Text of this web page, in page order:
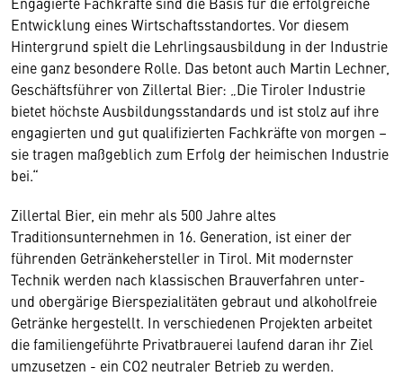
Entwicklung eines Wirtschaftsstandortes. Vor diesem
Hintergrund spielt die Lehrlingsausbildung in der Industrie
eine ganz besondere Rolle. Das betont auch Martin Lechner,
Geschäftsführer von Zillertal Bier: „Die Tiroler Industrie
bietet höchste Ausbildungsstandards und ist stolz auf ihre
engagierten und gut qualifizierten Fachkräfte von morgen –
sie tragen maßgeblich zum Erfolg der heimischen Industrie
bei.“
Zillertal Bier, ein mehr als 500 Jahre altes
Traditionsunternehmen in 16. Generation, ist einer der
führenden Getränkehersteller in Tirol. Mit modernster
Technik werden nach klassischen Brauverfahren unter-
und obergärige Bierspezialitäten gebraut und alkoholfreie
Getränke hergestellt. In verschiedenen Projekten arbeitet
die familiengeführte Privatbrauerei laufend daran ihr Ziel
umzusetzen - ein CO2 neutraler Betrieb zu werden.